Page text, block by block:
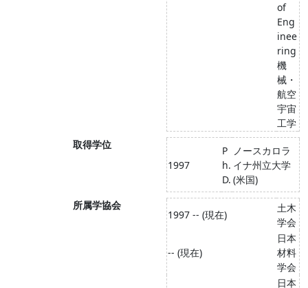
of
Eng
inee
ring
機
械・
航空
宇宙
工学
取得学位
1997
P
h.
D.
ノースカロラ
イナ州立大学
(米国)
所属学協会
1997 -- (現在)
土木
学会
-- (現在)
日本
材料
学会
日本